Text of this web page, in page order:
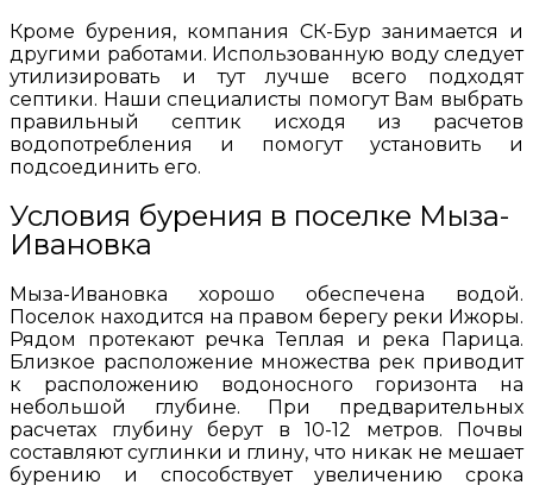
Кроме бурения, компания СК-Бур занимается и
другими работами. Использованную воду следует
утилизировать и тут лучше всего подходят
септики. Наши специалисты помогут Вам выбрать
правильный септик исходя из расчетов
водопотребления и помогут установить и
подсоединить его.
Условия бурения в поселке Мыза-
Ивановка
Мыза-Ивановка хорошо обеспечена водой.
Поселок находится на правом берегу реки Ижоры.
Рядом протекают речка Теплая и река Парица.
Близкое расположение множества рек приводит
к расположению водоносного горизонта на
небольшой глубине. При предварительных
расчетах глубину берут в 10-12 метров. Почвы
составляют суглинки и глину, что никак не мешает
бурению и способствует увеличению срока